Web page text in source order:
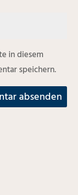
in diesem
speichern.